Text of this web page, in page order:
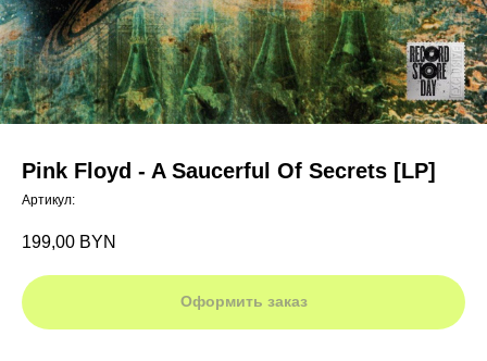
Pink Floyd - A Saucerful Of Secrets [LP]
Артикул:
199,00 BYN
Оформить заказ